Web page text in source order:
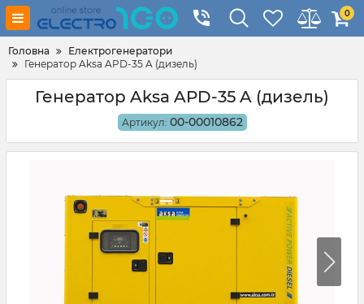
0
Головна
Електрогенератори
Генератор Aksa APD-35 A (дизель)
Генератор Aksa APD-35 A (дизель)
Артикул: 00-00010862